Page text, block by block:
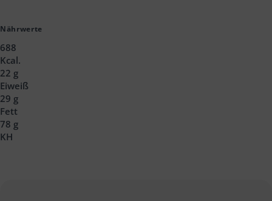
Nährwerte
688
Kcal.
22 g
Eiweiß
29 g
Fett
78 g
KH